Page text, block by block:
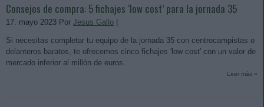
Consejos de compra: 5 fichajes ‘low cost’ para la jornada 35
17. mayo 2023 Por Jesus Gallo
Si necesitas completar tu equipo de la jornada 35 con centrocampistas o
delanteros baratos, te ofrecemos cinco fichajes 'low cost' con un valor de
mercado inferior al millón de euros.
Leer más »